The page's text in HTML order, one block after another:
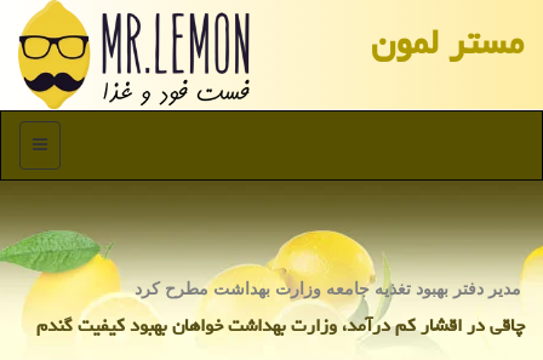
مستر لمون
منو
مدیر دفتر بهبود تغذیه جامعه وزارت بهداشت مطرح كرد
چاقی در اقشار كم درآمد، وزارت بهداشت خواهان بهبود كیفیت گندم